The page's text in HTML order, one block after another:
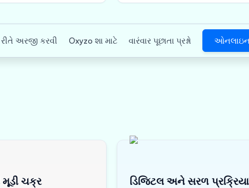
રીતે અરજી કરવી Oxyzo શા માટે વારંવાર પૂછાતા પ્રશ્નો ઓનલાઇન
મૂડી ચક્ર ડિજિટલ અને સરળ પ્રક્રિયા